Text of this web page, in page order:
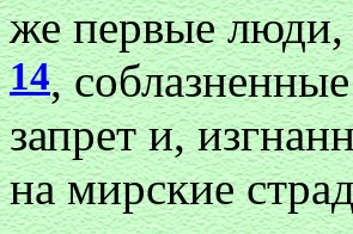
же первые люди,
14,
запрет и,
на мирские